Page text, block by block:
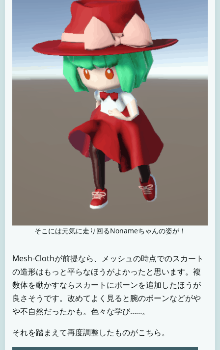
そこには元気に走り回るNonameちゃんの姿が！
Mesh-Clothが前提なら、メッシュの時点でのスカート
の造形はもっと平らなほうがよかったと思います。複
数体を動かすならスカートにボーンを追加したほうが
良さそうです。改めてよく見ると腕のボーンなどがや
や不自然だったかも。色々な学び……。
それを踏まえて再度調整したものがこちら。